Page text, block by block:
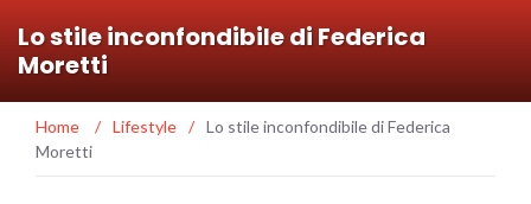
Lo stile inconfondibile di Federica
Moretti
Home / Lifestyle / Lo stile inconfondibile di Federica
Moretti